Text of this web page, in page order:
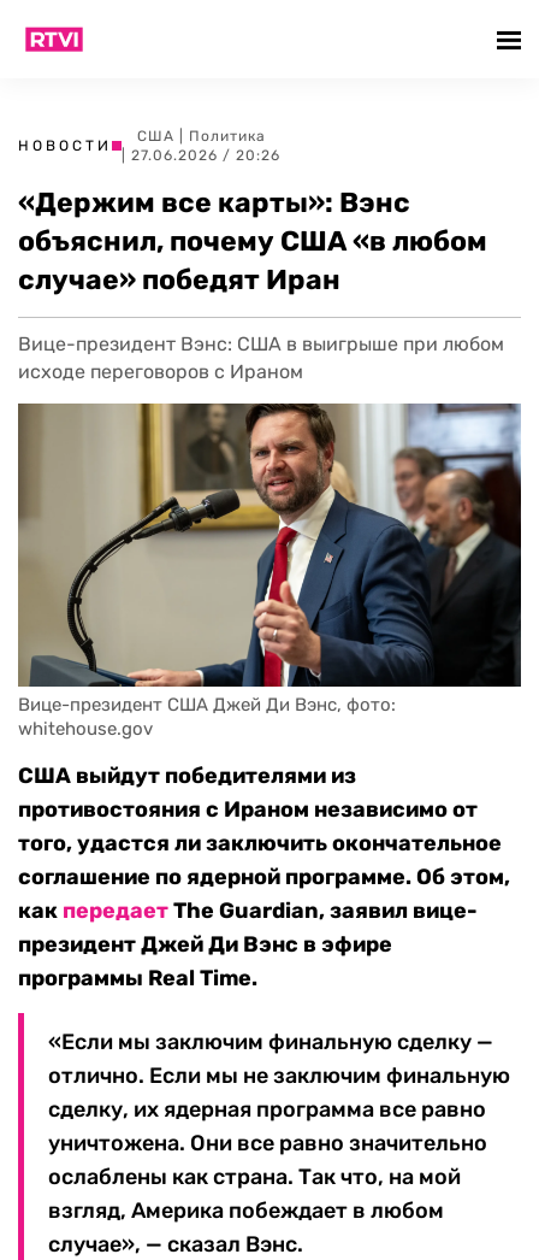
НОВОСТИ
США
Политика
| 27.06.2026 / 20:26
«Держим все карты»: Вэнс
объяснил, почему США «в любом
случае» победят Иран
Вице-президент Вэнс: США в выигрыше при любом
исходе переговоров с Ираном
Вице-президент США Джей Ди Вэнс, фото:
whitehouse.gov
США выйдут победителями из
противостояния с Ираном независимо от
того, удастся ли заключить окончательное
соглашение по ядерной программе. Об этом,
как передаетThe Guardian, заявил вице-
президент Джей Ди Вэнс в эфире
программы Real Time.
«Если мы заключим финальную сделку —
отлично. Если мы не заключим финальную
сделку, их ядерная программа все равно
уничтожена. Они все равно значительно
ослаблены как страна. Так что, на мой
взгляд, Америка побеждает в любом
случае», — сказал Вэнс.